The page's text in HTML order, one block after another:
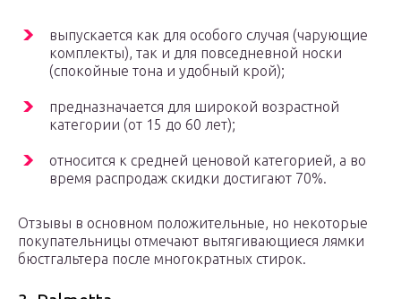
выпускается как для особого случая (чарующие
комплекты), так и для повседневной носки
(спокойные тона и удобный крой);
предназначается для широкой возрастной
категории (от 15 до 60 лет);
относится к средней ценовой категорией, а во
время распродаж скидки достигают 70%.
Отзывы в основном положительные, но некоторые
покупательницы отмечают вытягивающиеся лямки
бюстгальтера после многократных стирок.